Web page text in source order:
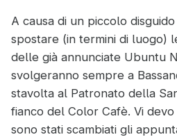
A causa di un piccolo
spostare (in termini di luogo)
delle già annunciate Ubuntu
svolgeranno sempre a
stavolta al Patronato della
fianco del Color Cafè. Vi
sono stati scambiati gli